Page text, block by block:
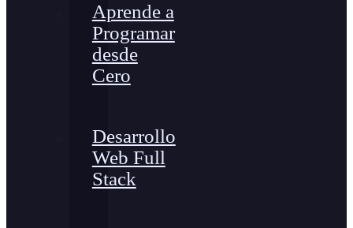
Aprende a
Programar
desde
Cero
Desarrollo
Web Full
Stack